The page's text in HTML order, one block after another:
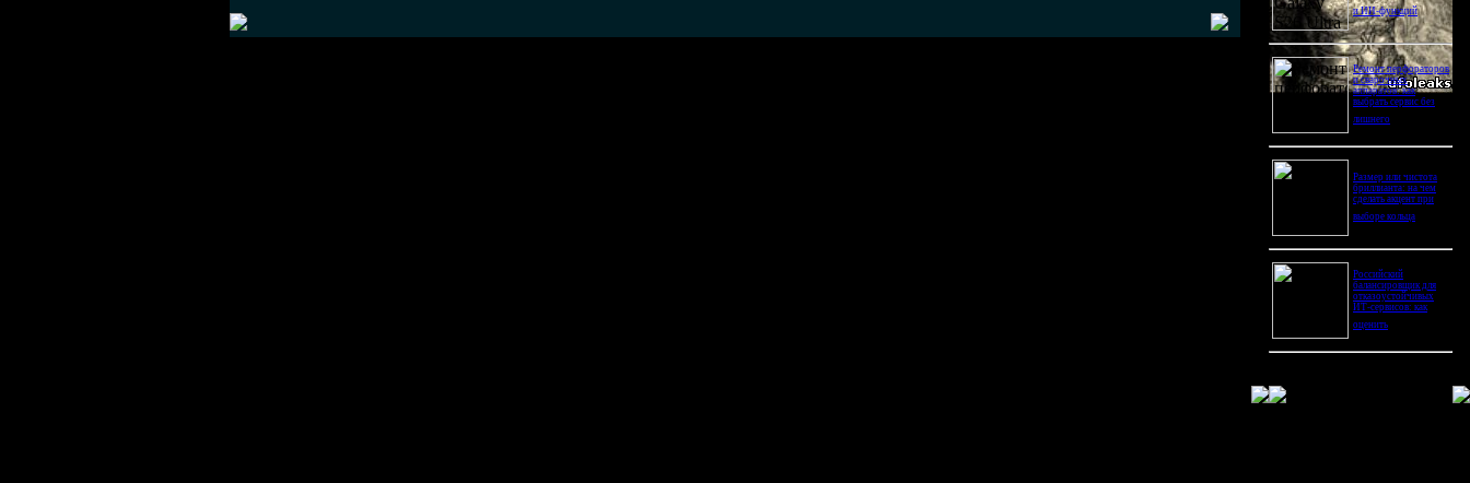
и ИИ-функций
Ремонт перфораторов
и сварочных
аппаратов: как
выбрать сервис без
лишнего
Размер или чистота
бриллианта: на чем
сделать акцент при
выборе кольца
Российский
балансировщик для
отказоустойчивых
ИТ-сервисов: как
оценить